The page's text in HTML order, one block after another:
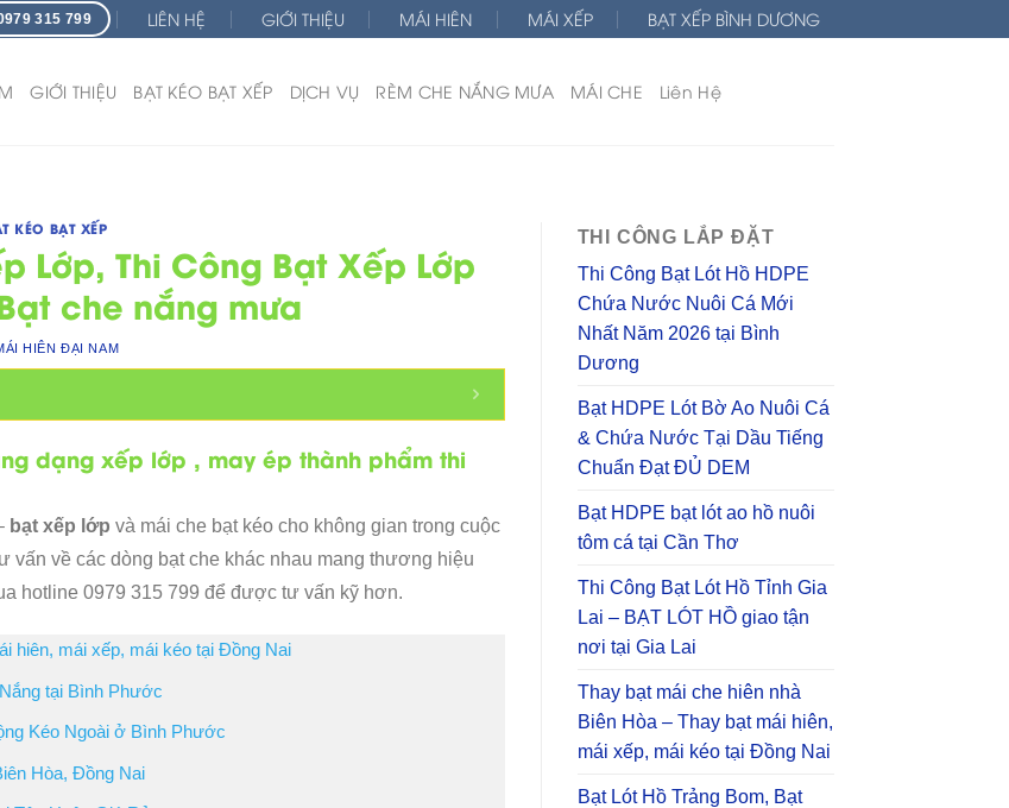
315 799 LIÊN HỆ GIỚI THIỆU MÁI HIÊN MÁI XẾP BẠT XẾP BÌNH DƯƠNG
GIỚI THIỆU BẠT KÉO BẠT XẾP DỊCH VỤ RÈM CHE NẮNG MƯA MÁI CHE Liên Hệ
KÉO BẠT XẾP
Lớp, Thi Công Bạt Xếp Lớp
che nắng mưa
HIÊN ĐẠI NAM
dạng xếp lớp , may ép thành phẩm thi
bạt xếp lớp và mái che bạt kéo cho không gian trong cuộc
vấn về các dòng bạt che khác nhau mang thương hiệu
hotline 0979 315 799 để được tư vấn kỹ hơn.
hiên, mái xếp, mái kéo tại Đồng Nai
tại Bình Phước
Kéo Ngoài ở Bình Phước
Hòa, Đồng Nai
THI CÔNG LẮP ĐẶT
Thi Công Bạt Lót Hồ HDPE
Chứa Nước Nuôi Cá Mới
Nhất Năm 2026 tại Bình
Dương
Bạt HDPE Lót Bờ Ao Nuôi Cá
& Chứa Nước Tại Dầu Tiếng
Chuẩn Đạt ĐỦ DEM
Bạt HDPE bạt lót ao hồ nuôi
tôm cá tại Cần Thơ
Thi Công Bạt Lót Hồ Tỉnh Gia
Lai – BẠT LÓT HỒ giao tận
nơi tại Gia Lai
Thay bạt mái che hiên nhà
Biên Hòa – Thay bạt mái hiên,
mái xếp, mái kéo tại Đồng Nai
Bạt Lót Hồ Trảng Bom, Bạt